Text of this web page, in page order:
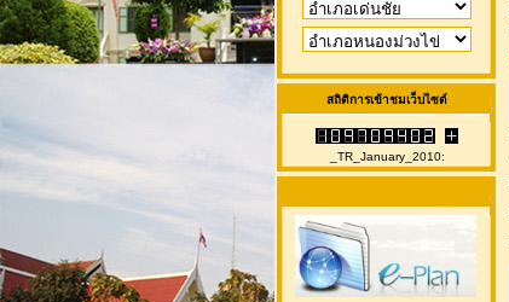
สถิติการเข้าชมเว็บไซต์
_TR_January_2010: